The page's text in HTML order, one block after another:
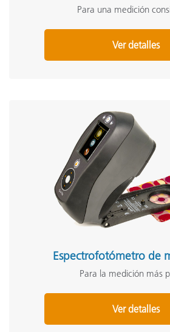
Para una medición
Ver detalles
Espectrofotómetro de
Para la medición más
Ver detalles